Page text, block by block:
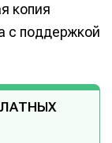
копия
с поддержкой